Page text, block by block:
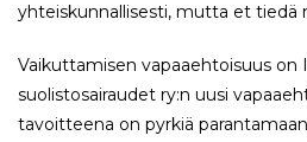
yhteiskunnallisesti, mutta et tiedä
Vaikuttamisen vapaaehtoisuus on
suolistosairaudet ry:n uusi
tavoitteena on pyrkiä